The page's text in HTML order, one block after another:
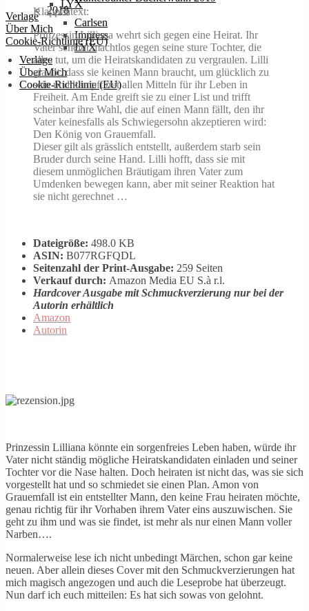
LYX
Verlage
Über Mich
Cookie-Richtlinie (EU)
2018
Carlsen
Impress
LYX
Verlage
Über Mich
Cookie-Richtlinie (EU)
Klappentext:
Prinzessin Lilliana wehrt sich gegen eine Heirat. Ihr
Vater scheint machtlos gegen seine sture Tochter, die
alles tut, um die Heiratskandidaten zu vergraulen. Lilli
glaubt, dass sie keinen Mann braucht, um glücklich zu
sein und kämpft mit allen Mitteln für ihr Leben in
Freiheit. Am Ende greift sie zu einer List und trifft
scheinbar ihre Wahl, die auf einen Mann fällt, den ihr
Vater keinesfalls als Schwiegersohn akzeptieren wird:
Den König von Grauemfall.
Dieser gilt als grässlich entstellt, außerdem starb sein
Bruder durch seine Hand. Lilli hofft, dass sie mit
diesem unmöglichen Bräutigam ihren Vater zum
Umdenken bewegen kann, aber mit seiner Reaktion hat
sie nicht gerechnet …
Dateigröße: 498.0 KB
ASIN: B077RGFQDL
Seitenzahl der Print-Ausgabe: 259 Seiten
Verkauf durch: Amazon Media EU S.à r.l.
Hardcover Ausgabe mit Schmuckverzierung nur bei der
Autorin erhältlich
Amazon
Autorin
Prinzessin Lilliana könnte ein sorgenfreies Leben haben, würde ihr
Vater nicht ständig mögliche Heiratskandidaten einladen und seiner
Tochter vor die Nase halten. Doch heiraten ist nicht das, was sie sich
vorgestellt hat und so schmiedet sie einen Plan. Amon von
Grauemfall ist ein entstellter Mann, den keine Frau heiraten möchte,
genau richtig für ihr Vorhaben ihrem Vater eins auszuwischen. Sie
geht zu ihm und was sie findet, ist mehr als nur einen Mann voller
Narben….
Normalerweise lese ich nicht unbedingt Märchen, schon gar keine
neuen. Aber allein dieses Cover mit den Schmuckverzierungen hat
mich magisch angezogen und auch die Leseprobe hat überzeugt.
Nun darf ich euch mitteilen: Es hat sich sowas von gelohnt.